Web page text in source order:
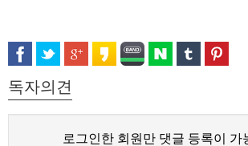
독자의견
로그인한 회원만 댓글 등록이 가